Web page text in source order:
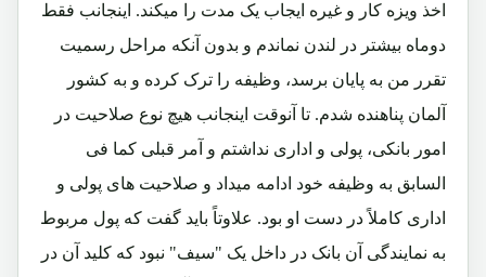
اخذ ویزه کار و غیره ایجاب یک مدت را میکند. اینجانب فقط
دوماه بیشتر در لندن نماندم و بدون آنکه مراحل رسمیت
تقرر من به پایان برسد، وظیفه را ترک کرده و به کشور
آلمان پناهنده شدم. تا آنوقت اینجانب هیچ نوع صلاحیت در
امور بانکی، پولی و اداری نداشتم و آمر قبلی کما فی
السابق به وظیفه خود ادامه میداد و صلاحیت های پولی و
اداری کاملاً در دست او بود. علاوتاً باید گفت که پول مربوط
به نمایندگی آن بانک در داخل یک "سیف" نبود که کلید آن در